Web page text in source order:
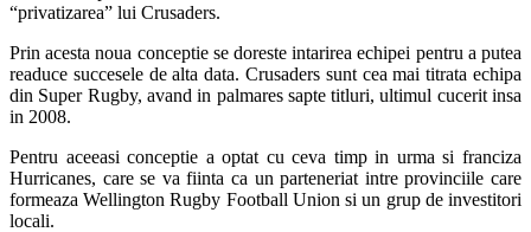
“privatizarea” lui Crusaders.
Prin acesta noua conceptie se doreste intarirea echipei pentru a putea
readuce succesele de alta data. Crusaders sunt cea mai titrata echipa
din Super Rugby, avand in palmares sapte titluri, ultimul cucerit insa
in 2008.
Pentru aceeasi conceptie a optat cu ceva timp in urma si franciza
Hurricanes, care se va fiinta ca un parteneriat intre provinciile care
formeaza Wellington Rugby Football Union si un grup de investitori
locali.